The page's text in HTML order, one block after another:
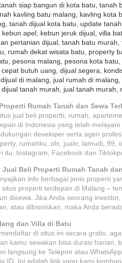
siap bangun di kota batu,
kavling batu malang, kavling kota
tanah dijual kota batu, update
apel, kebun jeruk dijual, villa
pertanian dijual, tanah batu
rumah dekat wisata batu, property
pesona malang, pesona kota
butuh uang, dijual segera,
di malang, jual rumah di
tanah murah, jual tanah
Rumah Tanah dan Sewa
jual beli propertti, rumah,
di Indonesia yang telah
developer serta agen
rumahku, olx, jualo, lamudi,
itu, Instagram Facebook dan
Beli Properti Rumah Tanah
info berbagai jenis properti
situs properti terdepan di Malang –
disewa . Jika Anda seorang
atau dibisniskan, maka Anda
dan Villa di Batu
mendaftar di situs ini secara gratis,
kamu sewakan bisa durasi harian,
langsung ke Telepon atau
Ini adalah link yang kami